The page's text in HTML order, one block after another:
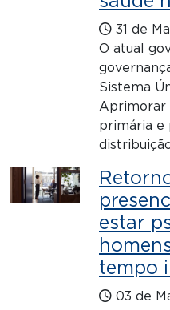
31 de
O atual
Sistema
Aprimorar
primária e
estar
tempo
03 de